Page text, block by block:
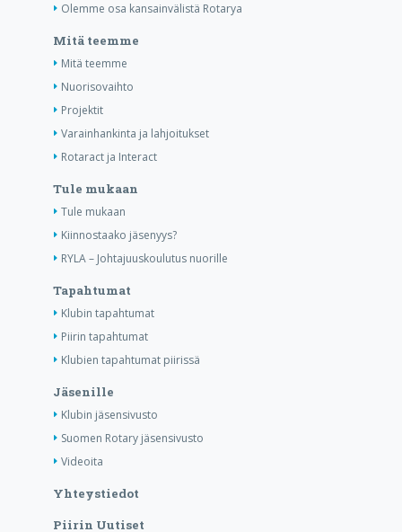
Olemme osa kansainvälistä Rotarya
Mitä teemme
Mitä teemme
Nuorisovaihto
Projektit
Varainhankinta ja lahjoitukset
Rotaract ja Interact
Tule mukaan
Tule mukaan
Kiinnostaako jäsenyys?
RYLA – Johtajuuskoulutus nuorille
Tapahtumat
Klubin tapahtumat
Piirin tapahtumat
Klubien tapahtumat piirissä
Jäsenille
Klubin jäsensivusto
Suomen Rotary jäsensivusto
Videoita
Yhteystiedot
Piirin Uutiset